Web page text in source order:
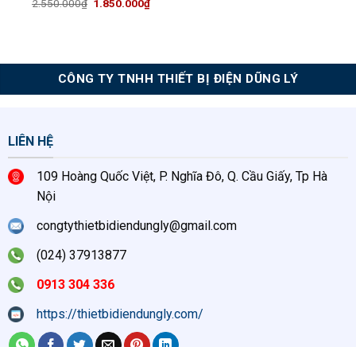
2.550.000₫ Giá
1.850.000₫Giá
CÔNG TY TNHH THIẾT BỊ ĐIỆN DŨNG LÝ
LIÊN HỆ
109 Hoàng Quốc Việt, P. Nghĩa Đô, Q. Cầu Giấy, Tp Hà
Nội
congtythietbidiendungly@gmail.com
(024) 37913877
0913 304 336
https://thietbidiendungly.com/